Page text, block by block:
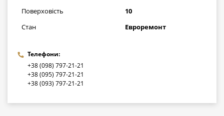
Поверховість
10
Стан
Евроремонт
Телефони:
+38 (098) 797-21-21
+38 (095) 797-21-21
+38 (093) 797-21-21